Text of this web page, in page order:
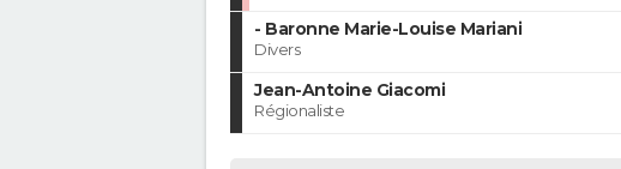
- Baronne Marie-Louise Mariani
Divers
Jean-Antoine Giacomi
Régionaliste